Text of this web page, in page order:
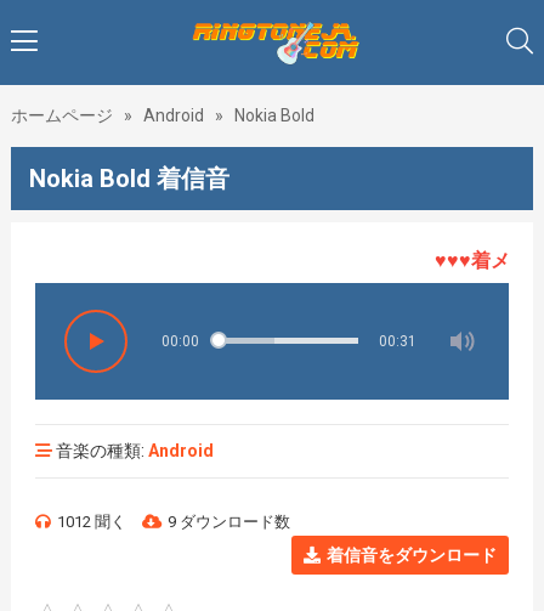
ホームページ » Android » Nokia Bold
Nokia Bold 着信音
♥♥♥着メロ
00:00 00:31
音楽の種類: Android
1012 聞く 9 ダウンロード数
着信音をダウンロード